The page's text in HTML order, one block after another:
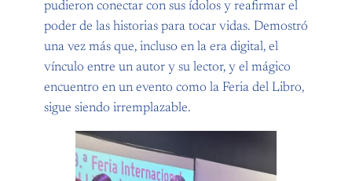
pudieron conectar con sus ídolos y reafirmar el
poder de las historias para tocar vidas. Demostró
una vez más que, incluso en la era digital, el
vínculo entre un autor y su lector, y el mágico
encuentro en un evento como la Feria del Libro,
sigue siendo irremplazable.